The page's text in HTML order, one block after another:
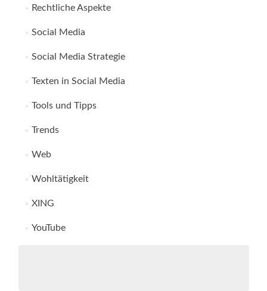
Rechtliche Aspekte
Social Media
Social Media Strategie
Texten in Social Media
Tools und Tipps
Trends
Web
Wohltätigkeit
XING
YouTube